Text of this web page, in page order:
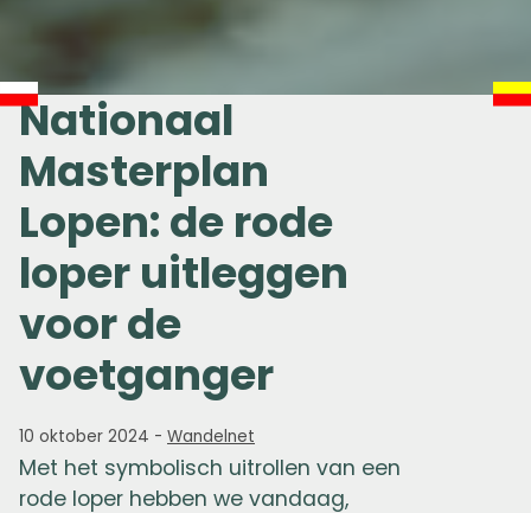
Nationaal
Masterplan
Lopen: de rode
loper uitleggen
voor de
voetganger
10 oktober 2024 - Wandelnet
Met het symbolisch uitrollen van een
rode loper hebben we vandaag,